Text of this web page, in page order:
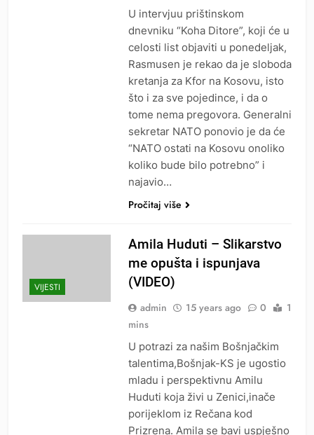
U intervjuu prištinskom
dnevniku “Koha Ditore”, koji će u
celosti list objaviti u ponedeljak,
Rasmusen je rekao da je sloboda
kretanja za Kfor na Kosovu, isto
što i za sve pojedince, i da o
tome nema pregovora. Generalni
sekretar NATO ponovio je da će
“NATO ostati na Kosovu onoliko
koliko bude bilo potrebno” i
najavio…
Pročitaj više
VIJESTI
Amila Huduti – Slikarstvo
me opušta i ispunjava
(VIDEO)
admin 15 years ago 0
1
mins
U potrazi za našim Bošnjačkim
talentima,Bošnjak-KS je ugostio
mladu i perspektivnu Amilu
Huduti koja živi u Zenici,inače
porijeklom iz Rečana kod
Prizrena. Amila se bavi uspješno